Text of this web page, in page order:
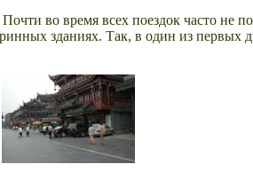
во время всех поездок часто не
зданиях. Так, в один из